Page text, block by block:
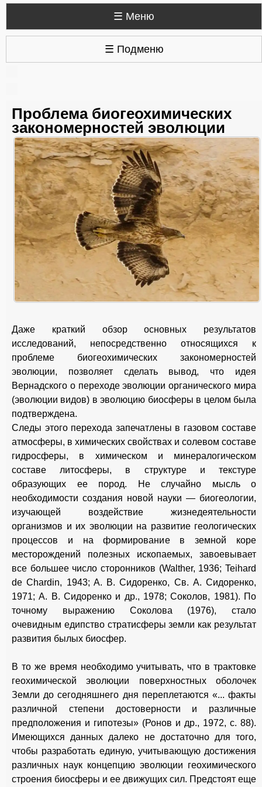
☰ Меню
☰ Подменю
Проблема биогеохимических
закономерностей эволюции
Даже краткий обзор основных результатов
исследований, непосредственно относящихся к
проблеме биогеохимических закономерностей
эволюции, позволяет сделать вывод, что идея
Вернадского о переходе эволюции органического мира
(эволюции видов) в эволюцию биосферы в целом была
подтверждена.
Следы этого перехода запечатлены в газовом составе
атмосферы, в химических свойствах и солевом составе
гидросферы, в химическом и минералогическом
составе литосферы, в структуре и текстуре
образующих ее пород. Не случайно мысль о
необходимости создания новой науки — биогеологии,
изучающей воздействие жизнедеятельности
организмов и их эволюции на развитие геологических
процессов и на формирование в земной коре
месторождений полезных ископаемых, завоевывает
все большее число сторонников (Walther, 1936; Teihard
de Chardin, 1943; A. В. Сидоренко, Св. А. Сидоренко,
1971; А. В. Сидоренко и др., 1978; Соколов, 1981). По
точному выражению Соколова (1976), стало
очевидным едипство стратисферы земли как результат
развития былых биосфер.
В то же время необходимо учитывать, что в трактовке
геохимической эволюции поверхностных оболочек
Земли до сегодняшнего дня переплетаются «... факты
различной степени достоверности и различные
предположения и гипотезы» (Ронов и др., 1972, с. 88).
Имеющихся данных далеко не достаточно для того,
чтобы разработать единую, учитывающую достижения
различных наук концепцию эволюции геохимического
строения биосферы и ее движущих сил. Предстоят еще